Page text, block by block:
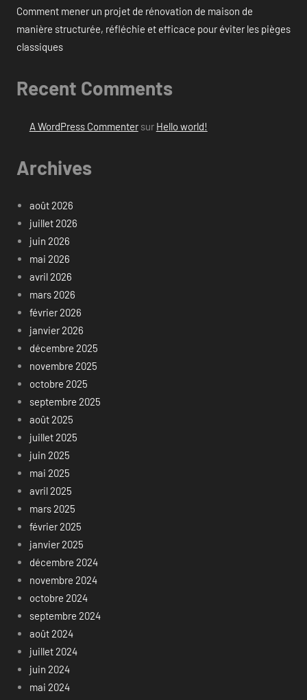
Comment mener un projet de rénovation de maison de
manière structurée, réfléchie et efficace pour éviter les pièges
classiques
Recent Comments
A WordPress Commentersur Hello world!
Archives
août 2026
juillet 2026
juin 2026
mai 2026
avril 2026
mars 2026
février 2026
janvier 2026
décembre 2025
novembre 2025
octobre 2025
septembre 2025
août 2025
juillet 2025
juin 2025
mai 2025
avril 2025
mars 2025
février 2025
janvier 2025
décembre 2024
novembre 2024
octobre 2024
septembre 2024
août 2024
juillet 2024
juin 2024
mai 2024